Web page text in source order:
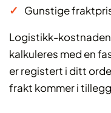
Gunstige
Logistikk-
kalkuleres med en
er registert i ditt
frakt kommer i